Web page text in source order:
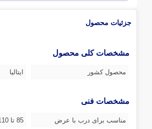
جزئیات محصول
مشخصات کلی محصول
محصول کشور ایتالیا
مشخصات فنی
مناسب برای درب با عرض 85 تا 110 سانتی متر